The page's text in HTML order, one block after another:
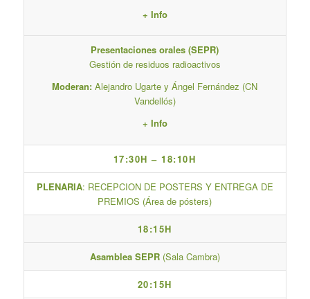
+ Info
Presentaciones orales (SEPR)
Gestión de residuos radioactivos
Moderan: Alejandro Ugarte y Ángel Fernández (CN
Vandellós)
+ Info
17:30H – 18:10H
PLENARIA: RECEPCION DE POSTERS Y ENTREGA DE
PREMIOS (Área de pósters)
18:15H
Asamblea SEPR (Sala Cambra)
20:15H